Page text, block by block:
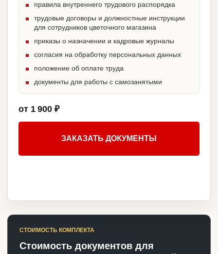
правила внутреннего трудового распорядка
трудовые договоры и должностные инструкции
для сотрудников цветочного магазина
приказы о назначении и кадровые журналы
согласия на обработку персональных данных
положение об оплате труда
документы для работы с самозанятыми
от 1 900 ₽
ЗАКАЗАТЬ ДОКУМЕНТЫ
СТОИМОСТЬ КОМПЛЕКТА
Стоимость документов для